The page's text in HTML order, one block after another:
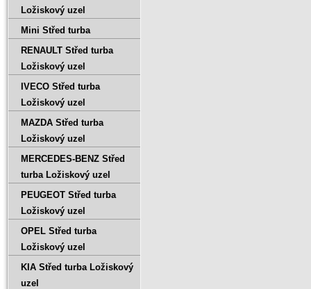
Ložiskový uzel
Mini Střed turba
RENAULT Střed turba
Ložiskový uzel
IVECO Střed turba
Ložiskový uzel
MAZDA Střed turba
Ložiskový uzel
MERCEDES-BENZ Střed
turba Ložiskový uzel
PEUGEOT Střed turba
Ložiskový uzel
OPEL Střed turba
Ložiskový uzel
KIA Střed turba Ložiskový
uzel